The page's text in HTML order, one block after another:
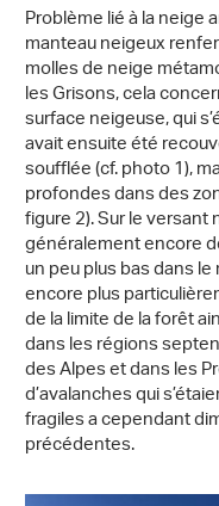
Problème lié à la neige
manteau neigeux
molles de neige
les Grisons, cela
surface neigeuse, qui
avait ensuite été
soufflée (cf. photo 1),
profondes dans des
figure 2). Sur le versant
généralement encore
un peu plus bas dans
encore plus
de la limite de la forêt
dans les régions
des Alpes et dans les
d’avalanches qui
fragiles a cependant
précédentes.